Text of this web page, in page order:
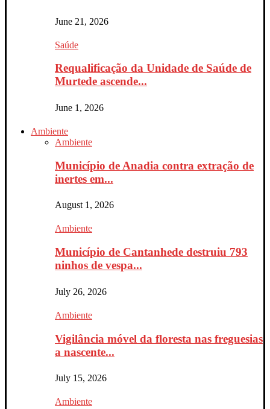
June 21, 2026
Saúde
Requalificação da Unidade de Saúde de
Murtede ascende...
June 1, 2026
Ambiente
Ambiente
Município de Anadia contra extração de
inertes em...
August 1, 2026
Ambiente
Município de Cantanhede destruiu 793
ninhos de vespa...
July 26, 2026
Ambiente
Vigilância móvel da floresta nas freguesias
a nascente...
July 15, 2026
Ambiente